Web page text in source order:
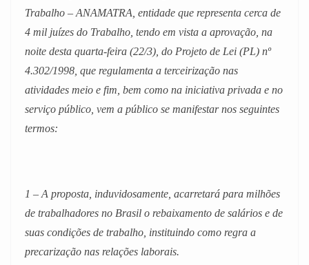
Trabalho – ANAMATRA, entidade que representa cerca de
4 mil juízes do Trabalho, tendo em vista a aprovação, na
noite desta quarta-feira (22/3), do Projeto de Lei (PL) nº
4.302/1998, que regulamenta a terceirização nas
atividades meio e fim, bem como na iniciativa privada e no
serviço público, vem a público se manifestar nos seguintes
termos:
1 – A proposta, induvidosamente, acarretará para milhões
de trabalhadores no Brasil o rebaixamento de salários e de
suas condições de trabalho, instituindo como regra a
precarização nas relações laborais.